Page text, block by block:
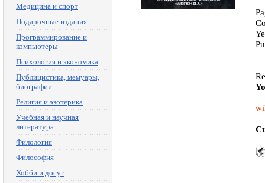
Медицина и спорт
Подарочные издания
Программирование и
компьютеры
Психология и экономика
Публицистика, мемуары,
биографии
Религия и эзотерика
Учебная и научная
литература
Филология
Философия
Хобби и досуг